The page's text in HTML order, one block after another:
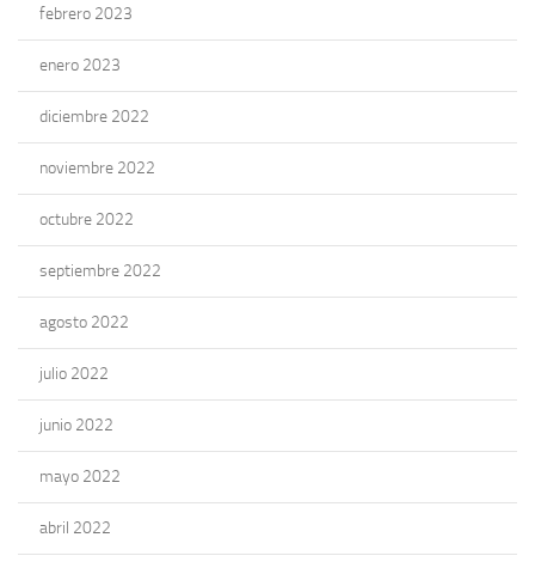
febrero 2023
enero 2023
diciembre 2022
noviembre 2022
octubre 2022
septiembre 2022
agosto 2022
julio 2022
junio 2022
mayo 2022
abril 2022